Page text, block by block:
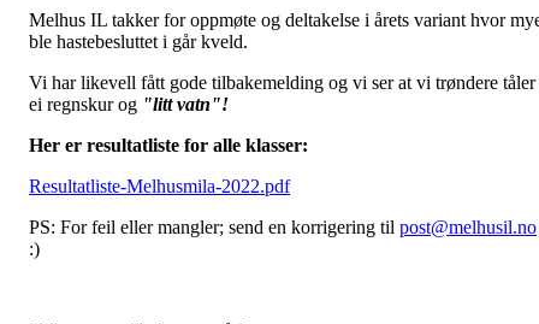
Melhus IL takker for oppmøte og deltakelse i årets variant hvor
ble hastebesluttet i går kveld.
Vi har likevell fått gode tilbakemelding og vi ser at vi trøndere tåler
ei regnskur og "litt vatn"!
Her er resultatliste for alle klasser:
Resultatliste-Melhusmila-2022.pdf
PS: For feil eller mangler; send en korrigering til post@melhusil.no
:)